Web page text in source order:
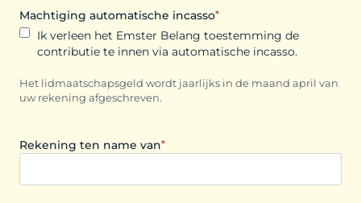
s
l
h
s
a
Machtiging automatische incasso*
Ik verleen het Emster Belang toestemming de
contributie te innen via automatische incasso.
Het lidmaatschapsgeld wordt jaarlijks in de maand april van
uw rekening afgeschreven.
Rekening ten name van*